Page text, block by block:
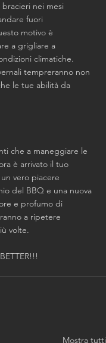
nei mesi
fuori
motivo è
a grigliare a
climatiche.
tempreranno non
le tue abilità da
che a maneggiare le
è arrivato il tuo
vero piacere
del BBQ e una nuova
e profumo di
a ripetere
volte.
Mostra tutti